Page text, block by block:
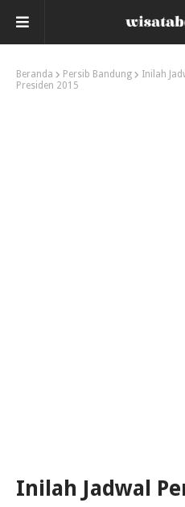
Beranda Persib Bandung
Inilah
Presiden 2015
Inilah Jadwal